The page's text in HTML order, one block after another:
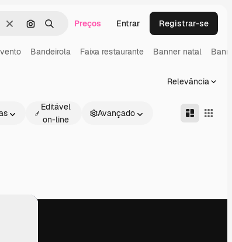
LimparPesquisar por imagem
BuscarPreços Entrar Registrar-se
Bandeirola Faixa restaurante Banner natal
Relevância
Editável
on-line
Avançado